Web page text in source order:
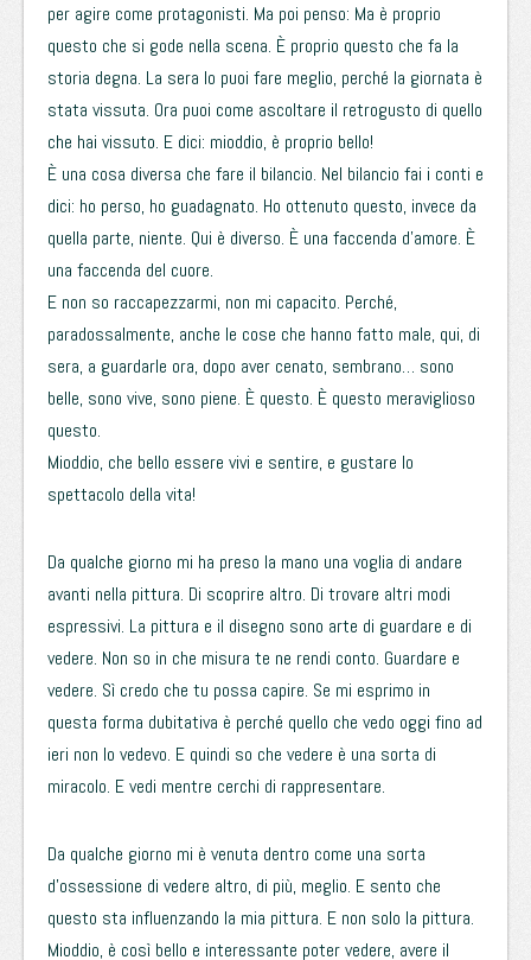
per agire come protagonisti. Ma poi penso: Ma è proprio
questo che si gode nella scena. È proprio questo che fa la
storia degna. La sera lo puoi fare meglio, perché la giornata è
stata vissuta. Ora puoi come ascoltare il retrogusto di quello
che hai vissuto. E dici: mioddio, è proprio bello!
È una cosa diversa che fare il bilancio. Nel bilancio fai i conti e
dici: ho perso, ho guadagnato. Ho ottenuto questo, invece da
quella parte, niente. Qui è diverso. È una faccenda d’amore. È
una faccenda del cuore.
E non so raccapezzarmi, non mi capacito. Perché,
paradossalmente, anche le cose che hanno fatto male, qui, di
sera, a guardarle ora, dopo aver cenato, sembrano… sono
belle, sono vive, sono piene. È questo. È questo meraviglioso
questo.
Mioddio, che bello essere vivi e sentire, e gustare lo
spettacolo della vita!
Da qualche giorno mi ha preso la mano una voglia di andare
avanti nella pittura. Di scoprire altro. Di trovare altri modi
espressivi. La pittura e il disegno sono arte di guardare e di
vedere. Non so in che misura te ne rendi conto. Guardare e
vedere. Sì credo che tu possa capire. Se mi esprimo in
questa forma dubitativa è perché quello che vedo oggi fino ad
ieri non lo vedevo. E quindi so che vedere è una sorta di
miracolo. E vedi mentre cerchi di rappresentare.
Da qualche giorno mi è venuta dentro come una sorta
d’ossessione di vedere altro, di più, meglio. E sento che
questo sta influenzando la mia pittura. E non solo la pittura.
Mioddio, è così bello e interessante poter vedere, avere il